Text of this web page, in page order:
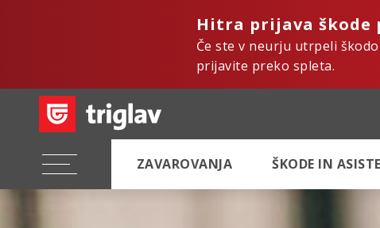
Hitra prijava škode
Če ste v neurju utrpeli
prijavite preko spleta.
ZAVAROVANJA ŠKODE IN